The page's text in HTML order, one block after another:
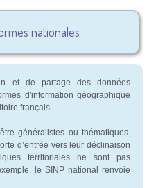
nationales
et de partage des données
d'information géographique
français.
généralistes ou thématiques.
d’entrée vers leur déclinaison
territoriales ne sont pas
le SINP national renvoie